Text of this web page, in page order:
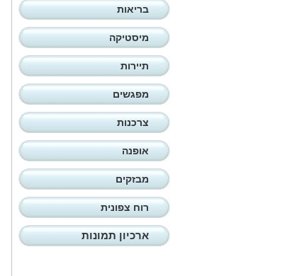
בריאות
מיסטיקה
תיירות
מפגשים
צרכנות
אופנה
מבזקים
רוח צפונית
ארכיון תמונות